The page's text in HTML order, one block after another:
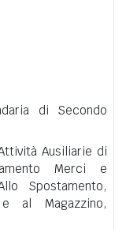
di Secondo
Ausiliarie di
Merci e
Spostamento,
al Magazzino,